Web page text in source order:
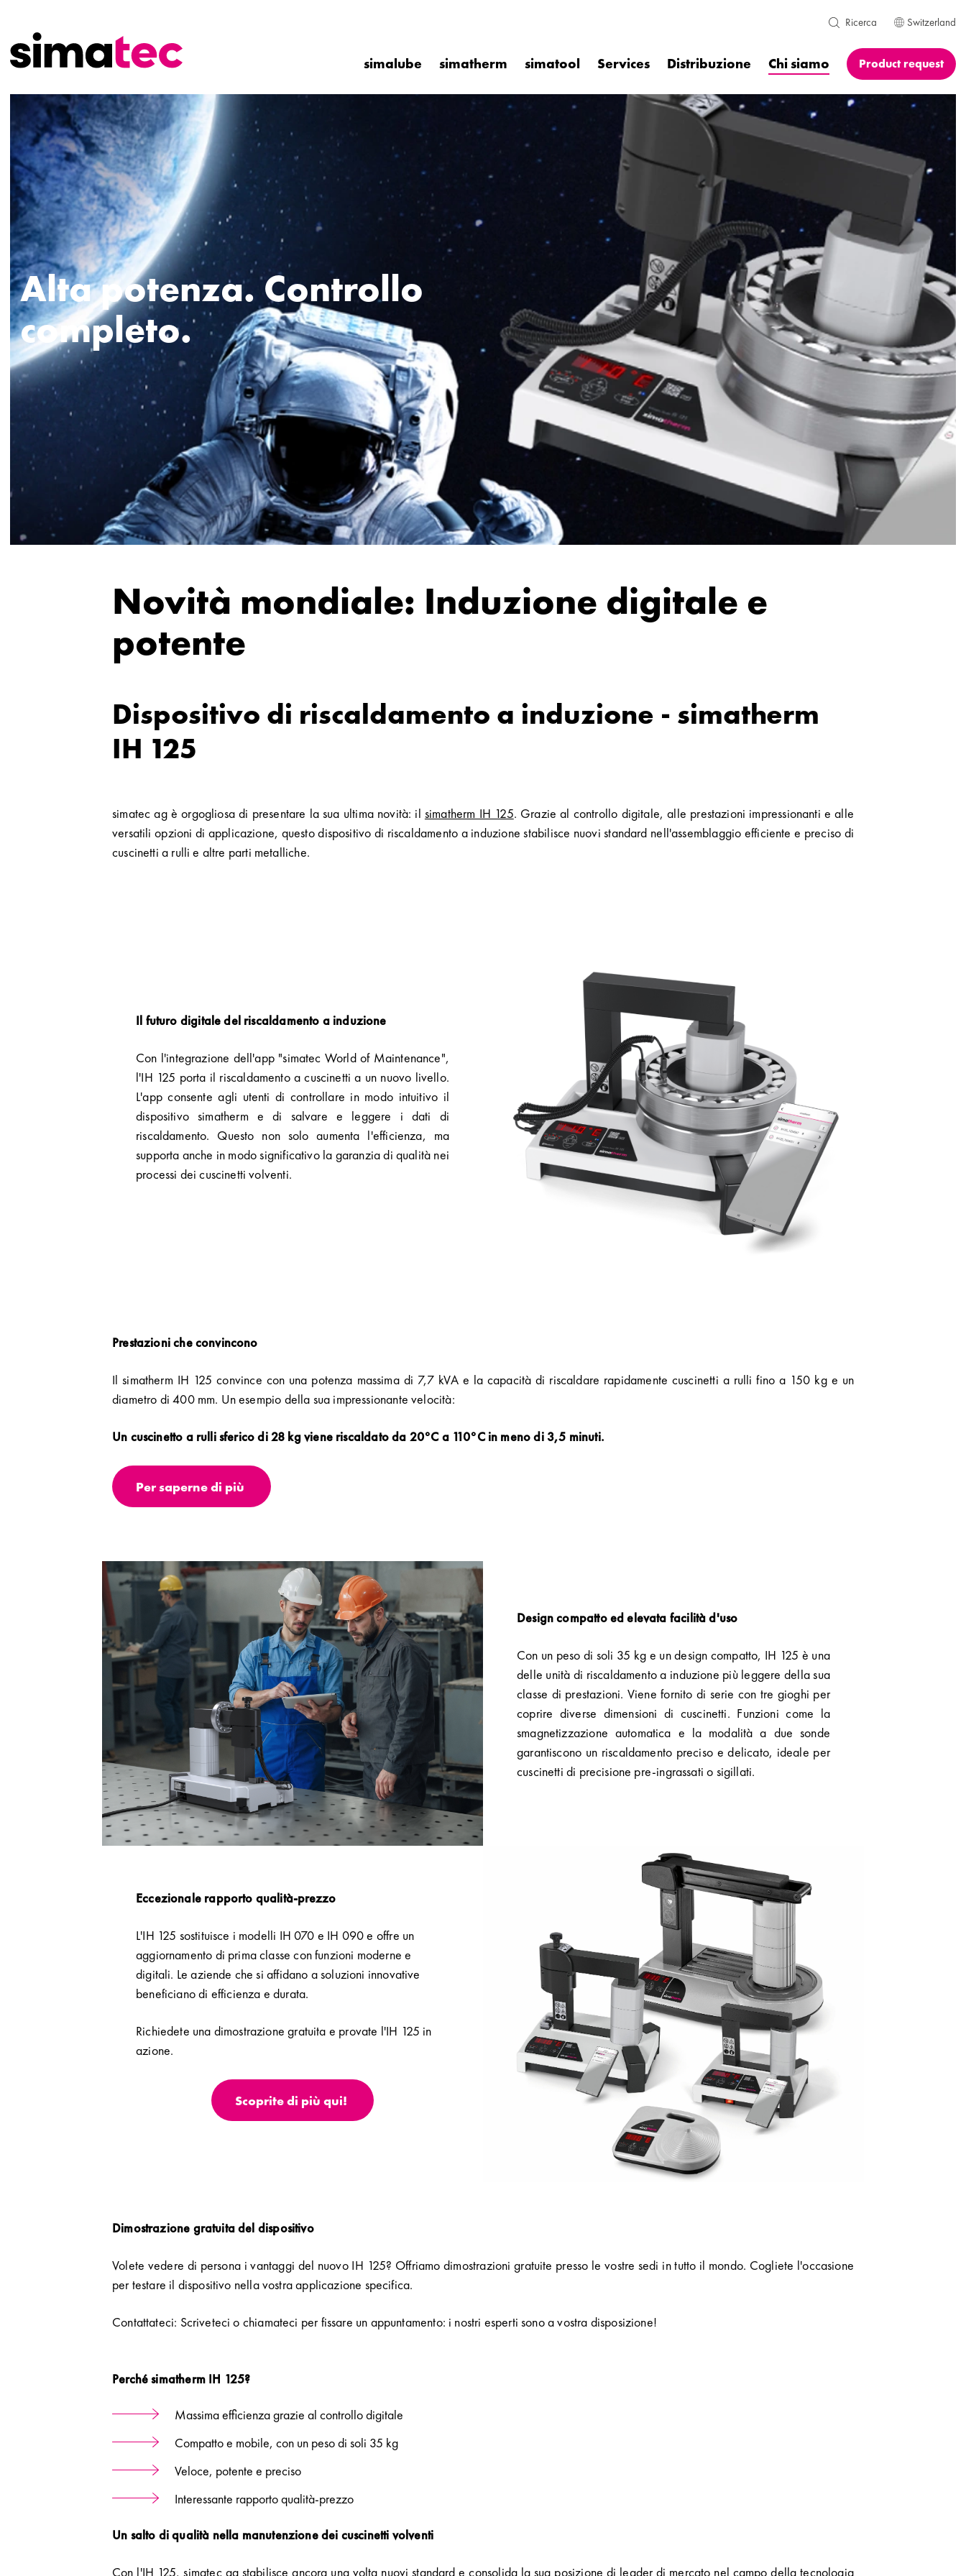
Ricerca Switzerland
simalube simatherm simatool Services Distribuzione Chi siamo Product request
Alta potenza. Controllo
completo.
Novità mondiale: Induzione digitale e
potente
Dispositivo di riscaldamento a induzione - simatherm
IH 125
simatec ag è orgogliosa di presentare la sua ultima novità: il simatherm IH 125. Grazie al controllo digitale, alle prestazioni impressionanti e alle
versatili opzioni di applicazione, questo dispositivo di riscaldamento a induzione stabilisce nuovi standard nell'assemblaggio efficiente e preciso di
cuscinetti a rulli e altre parti metalliche.
Il futuro digitale del riscaldamento a induzione
Con l'integrazione dell'app "simatec World of Maintenance",
l'IH 125 porta il riscaldamento a cuscinetti a un nuovo livello.
L'app consente agli utenti di controllare in modo intuitivo il
dispositivo simatherm e di salvare e leggere i dati di
riscaldamento. Questo non solo aumenta l'efficienza, ma
supporta anche in modo significativo la garanzia di qualità nei
processi dei cuscinetti volventi.
Prestazioni che convincono
Il simatherm IH 125 convince con una potenza massima di 7,7 kVA e la capacità di riscaldare rapidamente cuscinetti a rulli fino a 150 kg e un
diametro di 400 mm. Un esempio della sua impressionante velocità:
Un cuscinetto a rulli sferico di 28 kg viene riscaldato da 20°C a 110°C in meno di 3,5 minuti.
Per saperne di più
Design compatto ed elevata facilità d'uso
Con un peso di soli 35 kg e un design compatto, IH 125 è una
delle unità di riscaldamento a induzione più leggere della sua
classe di prestazioni. Viene fornito di serie con tre gioghi per
coprire diverse dimensioni di cuscinetti. Funzioni come la
smagnetizzazione automatica e la modalità a due sonde
garantiscono un riscaldamento preciso e delicato, ideale per
cuscinetti di precisione pre-ingrassati o sigillati.
Eccezionale rapporto qualità-prezzo
L'IH 125 sostituisce i modelli IH 070 e IH 090 e offre un
aggiornamento di prima classe con funzioni moderne e
digitali. Le aziende che si affidano a soluzioni innovative
beneficiano di efficienza e durata.
Richiedete una dimostrazione gratuita e provate l'IH 125 in
azione.
Scoprite di più qui!
Dimostrazione gratuita del dispositivo
Volete vedere di persona i vantaggi del nuovo IH 125? Offriamo dimostrazioni gratuite presso le vostre sedi in tutto il mondo. Cogliete l'occasione
per testare il dispositivo nella vostra applicazione specifica.
Contattateci: Scriveteci o chiamateci per fissare un appuntamento: i nostri esperti sono a vostra disposizione!
Perché simatherm IH 125?
Massima efficienza grazie al controllo digitale
Compatto e mobile, con un peso di soli 35 kg
Veloce, potente e preciso
Interessante rapporto qualità-prezzo
Un salto di qualità nella manutenzione dei cuscinetti volventi
Con l'IH 125, simatec ag stabilisce ancora una volta nuovi standard e consolida la sua posizione di leader di mercato nel campo della tecnologia